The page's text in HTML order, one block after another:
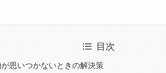
目次
思いつかないときの解決策​​